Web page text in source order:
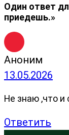
Один ответ
приедешь.»
Аноним
13.05.2026
Не знаю ,что и
Ответить